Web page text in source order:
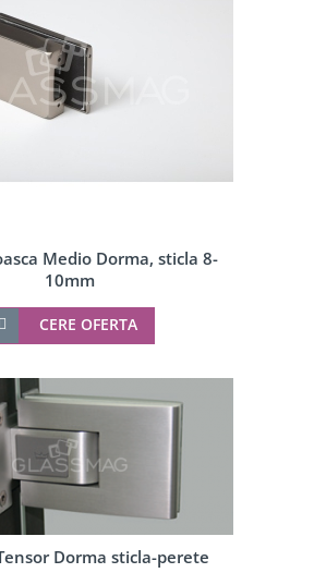
Medio Dorma, sticla 8-
10mm
CERE OFERTA
Dorma sticla-perete